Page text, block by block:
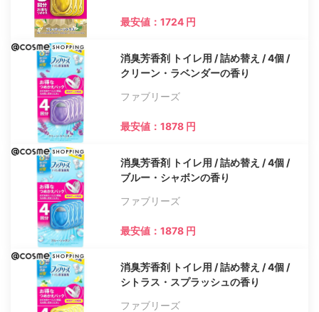
最安値：1724 円
消臭芳香剤 トイレ用 / 詰め替え / 4個 /
クリーン・ラベンダーの香り
ファブリーズ
最安値：1878 円
消臭芳香剤 トイレ用 / 詰め替え / 4個 /
ブルー・シャボンの香り
ファブリーズ
最安値：1878 円
消臭芳香剤 トイレ用 / 詰め替え / 4個 /
シトラス・スプラッシュの香り
ファブリーズ